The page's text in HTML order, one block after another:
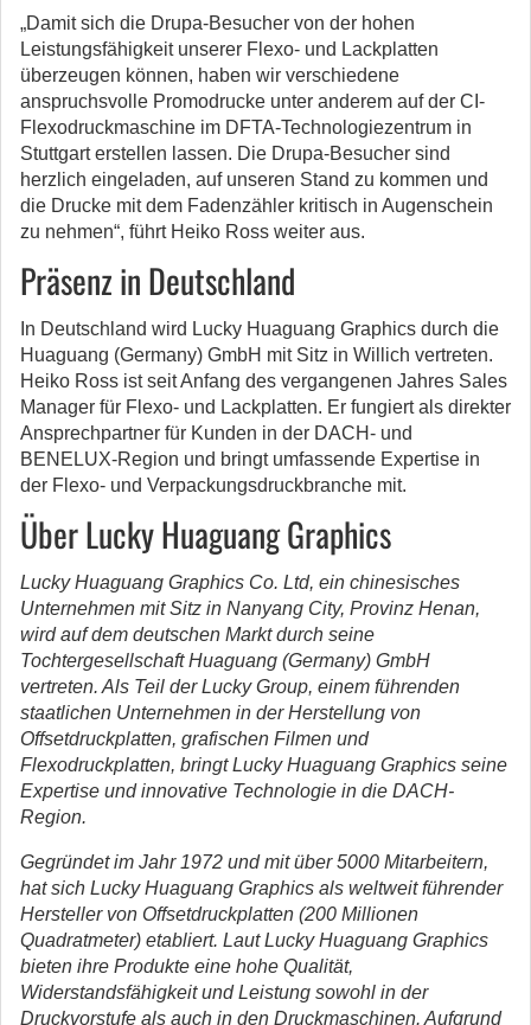
„Damit sich die Drupa-Besucher von der hohen
Leistungsfähigkeit unserer Flexo- und Lackplatten
überzeugen können, haben wir verschiedene
anspruchsvolle Promodrucke unter anderem auf der CI-
Flexodruckmaschine im DFTA-Technologiezentrum in
Stuttgart erstellen lassen. Die Drupa-Besucher sind
herzlich eingeladen, auf unseren Stand zu kommen und
die Drucke mit dem Fadenzähler kritisch in Augenschein
zu nehmen“, führt Heiko Ross weiter aus.
Präsenz in Deutschland
In Deutschland wird Lucky Huaguang Graphics durch die
Huaguang (Germany) GmbH mit Sitz in Willich vertreten.
Heiko Ross ist seit Anfang des vergangenen Jahres Sales
Manager für Flexo- und Lackplatten. Er fungiert als direkter
Ansprechpartner für Kunden in der DACH- und
BENELUX-Region und bringt umfassende Expertise in
der Flexo- und Verpackungsdruckbranche mit.
Über Lucky Huaguang Graphics
Lucky Huaguang Graphics Co. Ltd, ein chinesisches
Unternehmen mit Sitz in Nanyang City, Provinz Henan,
wird auf dem deutschen Markt durch seine
Tochtergesellschaft Huaguang (Germany) GmbH
vertreten. Als Teil der Lucky Group, einem führenden
staatlichen Unternehmen in der Herstellung von
Offsetdruckplatten, grafischen Filmen und
Flexodruckplatten, bringt Lucky Huaguang Graphics seine
Expertise und innovative Technologie in die DACH-
Region.
Gegründet im Jahr 1972 und mit über 5000 Mitarbeitern,
hat sich Lucky Huaguang Graphics als weltweit führender
Hersteller von Offsetdruckplatten (200 Millionen
Quadratmeter) etabliert. Laut Lucky Huaguang Graphics
bieten ihre Produkte eine hohe Qualität,
Widerstandsfähigkeit und Leistung sowohl in der
Druckvorstufe als auch in den Druckmaschinen. Aufgrund